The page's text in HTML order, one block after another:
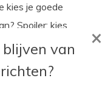
kies je goede
Spoiler: kies
van
×